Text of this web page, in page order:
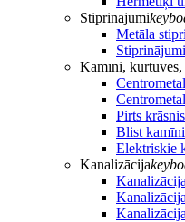
Stiprinājumi
Metāla
Kamīni, kurtuves,
Pirts krāsnis
Blist kamīni
Elektriskie
Kanalizācija